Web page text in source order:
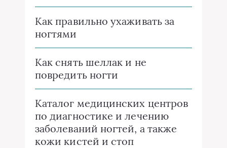
Как правильно ухаживать за
ногтями
Как снять шеллак и не
повредить ногти
Каталог медицинских центров
по диагностике и лечению
заболеваний ногтей, а также
кожи кистей и стоп